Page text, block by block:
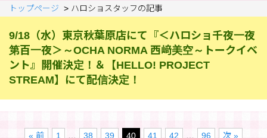
トップページ > ハロショスタッフの記事
9/18（水）東京秋葉原店にて『＜ハロショ千夜一夜
第百一夜＞～OCHA NORMA 西﨑美空～トークイベ
ント』開催決定！＆【HELLO! PROJECT
STREAM】にて配信決定！
« 前 1 … 38 39 40 41 42 … 96 次 »